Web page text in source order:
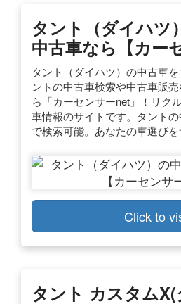
タント（ダイハツ
中古車なら【カー
タント（ダイハツ）の中古車
ントの中古車検索や中古車販
ら「カーセンサーnet」！リク
車情報のサイトです。タント
で検索可能。あなたの車選びを
Click to
タント カスタム